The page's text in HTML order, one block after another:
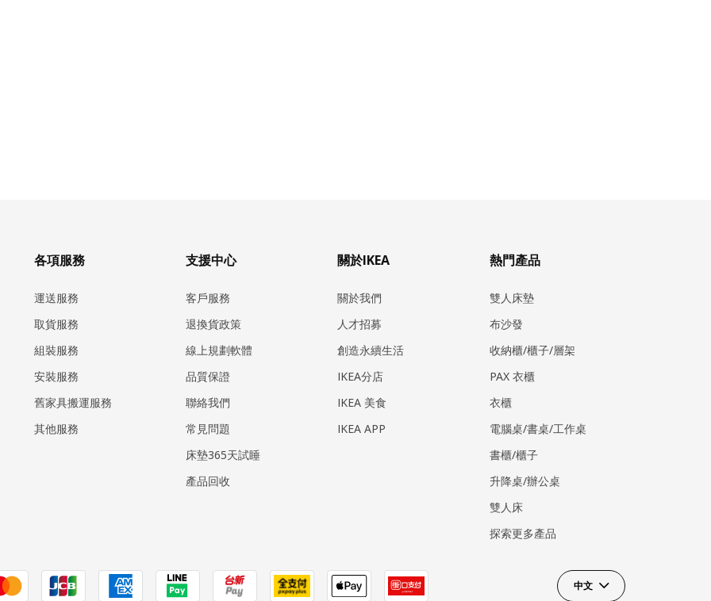
各項服務
運送服務
取貨服務
組裝服務
安裝服務
​舊家具搬運服務
其他服務
支援中心
客戶服務
退換貨政策
線上規劃軟體
品質保證
聯絡我們
常見問題
床墊365天試睡
產品回收
關於IKEA
關於我們
人才招募
創造永續生活
IKEA分店
IKEA 美食
IKEA APP
熱門產品
雙人床墊
布沙發
收納櫃/櫃子/層架
PAX 衣櫃
衣櫃
電腦桌/書桌/工作桌
書櫃/櫃子
升降桌/辦公桌
雙人床
探索更多產品
中文